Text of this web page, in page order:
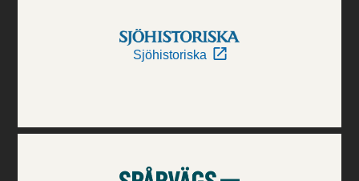
Sjöhistoriska